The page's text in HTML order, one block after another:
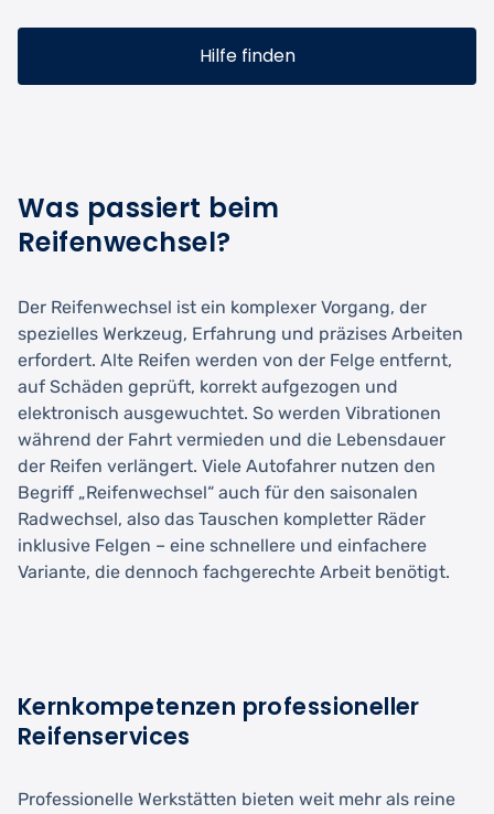
Hilfe finden
Was passiert beim
Reifenwechsel?
Der Reifenwechsel ist ein komplexer Vorgang, der
spezielles Werkzeug, Erfahrung und präzises Arbeiten
erfordert. Alte Reifen werden von der Felge entfernt,
auf Schäden geprüft, korrekt aufgezogen und
elektronisch ausgewuchtet. So werden Vibrationen
während der Fahrt vermieden und die Lebensdauer
der Reifen verlängert. Viele Autofahrer nutzen den
Begriff „Reifenwechsel“ auch für den saisonalen
Radwechsel, also das Tauschen kompletter Räder
inklusive Felgen – eine schnellere und einfachere
Variante, die dennoch fachgerechte Arbeit benötigt.
Kernkompetenzen professioneller
Reifenservices
Professionelle Werkstätten bieten weit mehr als reine